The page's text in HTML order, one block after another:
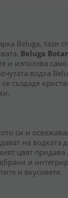
Beluga, тази
Beluga
използва
водка
създаде
си и
на водката
цвят придава
и
и вкусовете.